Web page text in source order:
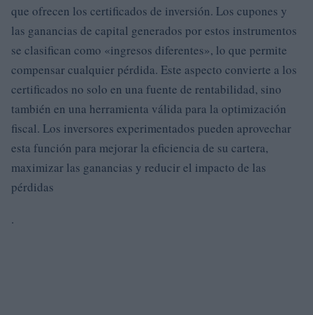
que ofrecen los certificados de inversión. Los cupones y
las ganancias de capital generados por estos instrumentos
se clasifican como «ingresos diferentes», lo que permite
compensar cualquier pérdida. Este aspecto convierte a los
certificados no solo en una fuente de rentabilidad, sino
también en una herramienta válida para la optimización
fiscal. Los inversores experimentados pueden aprovechar
esta función para mejorar la eficiencia de su cartera,
maximizar las ganancias y reducir el impacto de las
pérdidas
.